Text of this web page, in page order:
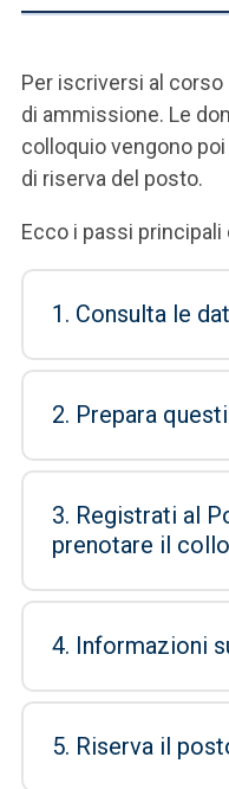
Per iscriversi al
di ammissione. Le
colloquio vengono
di riserva del posto.
Ecco i passi principali
1. Consulta le
2. Prepara
3. Registrati al
prenotare il
4. Informazioni
5. Riserva il